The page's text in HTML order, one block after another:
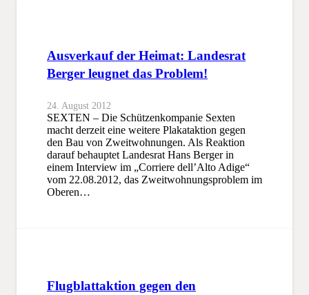
Ausverkauf der Heimat: Landesrat
Berger leugnet das Problem!
24. August 2012
SEXTEN – Die Schützenkompanie Sexten
macht derzeit eine weitere Plakataktion gegen
den Bau von Zweitwohnungen. Als Reaktion
darauf behauptet Landesrat Hans Berger in
einem Interview im „Corriere dell’Alto Adige“
vom 22.08.2012, das Zweitwohnungsproblem im
Oberen…
Flugblattaktion gegen den